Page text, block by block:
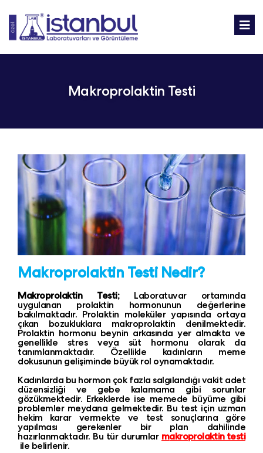
Makroprolaktin Testi
Makroprolaktin Testi Nedir?
Makroprolaktin Testi; Laboratuvar ortamında
uygulanan prolaktin hormonunun değerlerine
bakılmaktadır. Prolaktin moleküler yapısında ortaya
çıkan bozukluklara makroprolaktin denilmektedir.
Prolaktin hormonu beynin arkasında yer almakta ve
genellikle stres veya süt hormonu olarak da
tanımlanmaktadır. Özellikle kadınların meme
dokusunun gelişiminde büyük rol oynamaktadır.
Kadınlarda bu hormon çok fazla salgılandığı vakit adet
düzensizliği ve gebe kalamama gibi sorunlar
gözükmektedir. Erkeklerde ise memede büyüme gibi
problemler meydana gelmektedir. Bu test için uzman
hekim karar vermekte ve test sonuçlarına göre
yapılması gerekenler bir plan dahilinde
hazırlanmaktadır. Bu tür durumlar makroprolaktin testi
ile belirlenir.